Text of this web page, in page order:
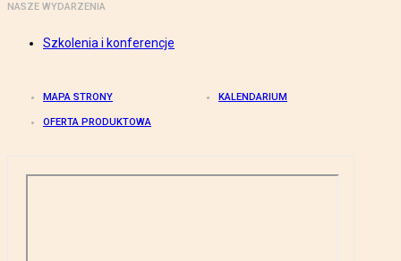
NASZE WYDARZENIA
Szkolenia i konferencje
MAPA STRONY KALENDARIUM
OFERTA PRODUKTOWA